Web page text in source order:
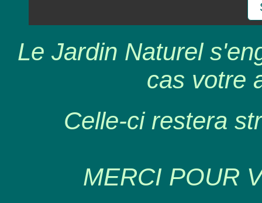
Le Jardin Naturel
cas votre
Celle-ci restera
MERCI POUR